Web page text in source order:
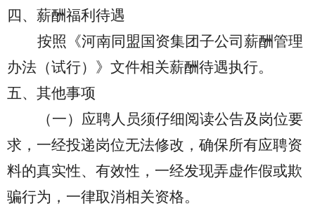
四、薪酬福利待遇
按照《河南同盟国资集团子公司薪酬管理
办法（试行）》文件相关薪酬待遇执行。
五、其他事项
（一）应聘人员须仔细阅读公告及岗位要
求，一经投递岗位无法修改，确保所有应聘资
料的真实性、有效性，一经发现弄虚作假或欺
骗行为，一律取消相关资格。